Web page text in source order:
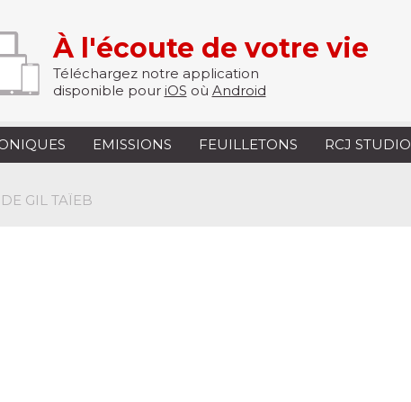
À l'écoute de votre vie
Téléchargez notre application
disponible pour iOS où Android
EMISSIONS FEUILLETONS RCJ STUDIO
GIL TAÏEB